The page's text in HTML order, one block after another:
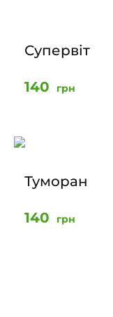
Супервіт
140 грн
Туморан
140 грн